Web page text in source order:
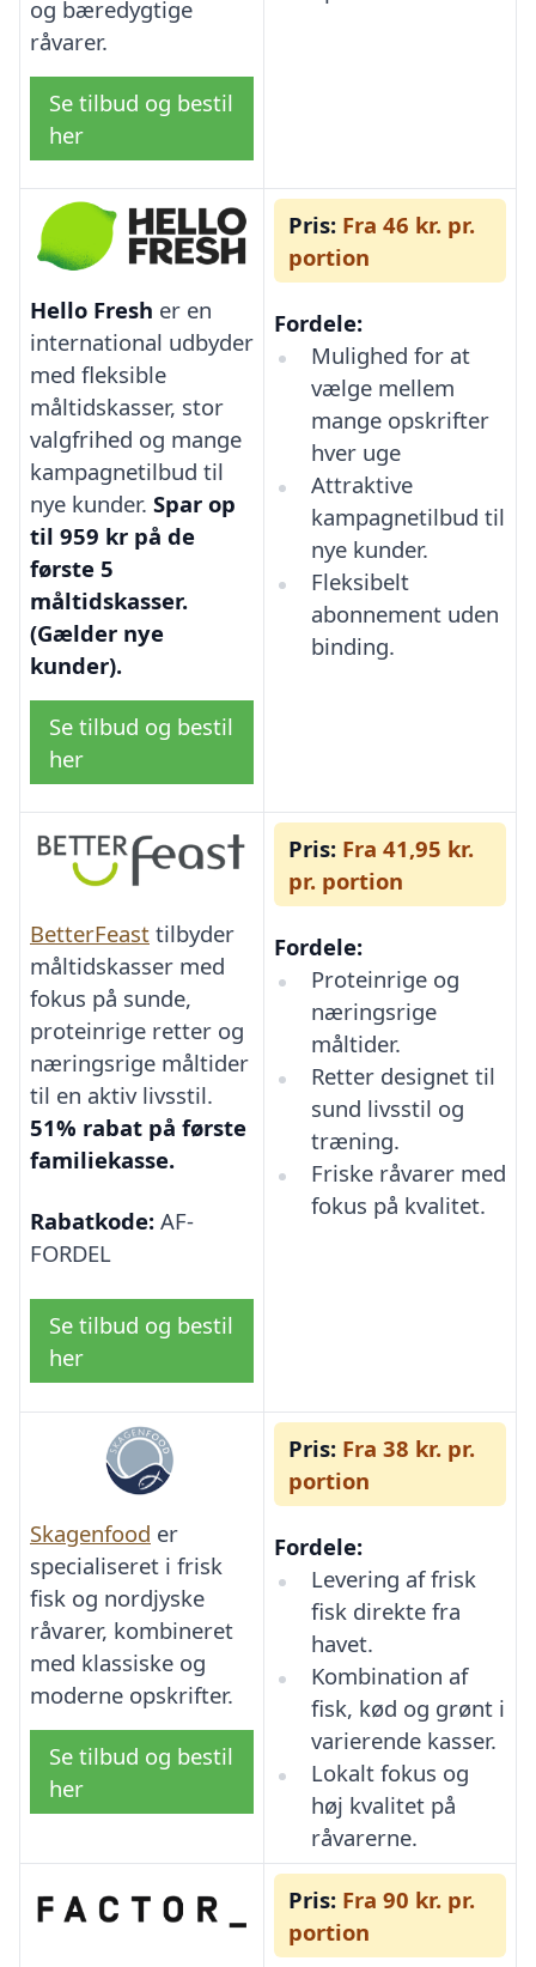
og bæredygtige
råvarer.
Se tilbud og bestil
her
Hello Fresh er en
international udbyder
med fleksible
måltidskasser, stor
valgfrihed og mange
kampagnetilbud til
nye kunder. Spar op
til 959 kr på de
første 5
måltidskasser.
(Gælder nye
kunder).
Se tilbud og bestil
her
Pris: Fra 46 kr. pr.
portion
Fordele:
Mulighed for at
vælge mellem
mange opskrifter
hver uge
Attraktive
kampagnetilbud til
nye kunder.
Fleksibelt
abonnement uden
binding.
BetterFeast tilbyder
måltidskasser med
fokus på sunde,
proteinrige retter og
næringsrige måltider
til en aktiv livsstil.
51% rabat på første
familiekasse.
Rabatkode: AF-
FORDEL
Se tilbud og bestil
her
Pris: Fra 41,95 kr.
pr. portion
Fordele:
Proteinrige og
næringsrige
måltider.
Retter designet til
sund livsstil og
træning.
Friske råvarer med
fokus på kvalitet.
Skagenfood er
specialiseret i frisk
fisk og nordjyske
råvarer, kombineret
med klassiske og
moderne opskrifter.
Se tilbud og bestil
her
Pris: Fra 38 kr. pr.
portion
Fordele:
Levering af frisk
fisk direkte fra
havet.
Kombination af
fisk, kød og grønt i
varierende kasser.
Lokalt fokus og
høj kvalitet på
råvarerne.
Pris: Fra 90 kr. pr.
portion